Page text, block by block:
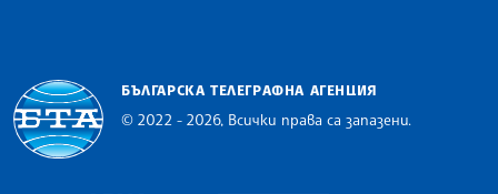
БЪЛГАРСКА ТЕЛЕГРАФНА АГЕНЦИЯ
© 2022 - 2026, Всички права са запазени.